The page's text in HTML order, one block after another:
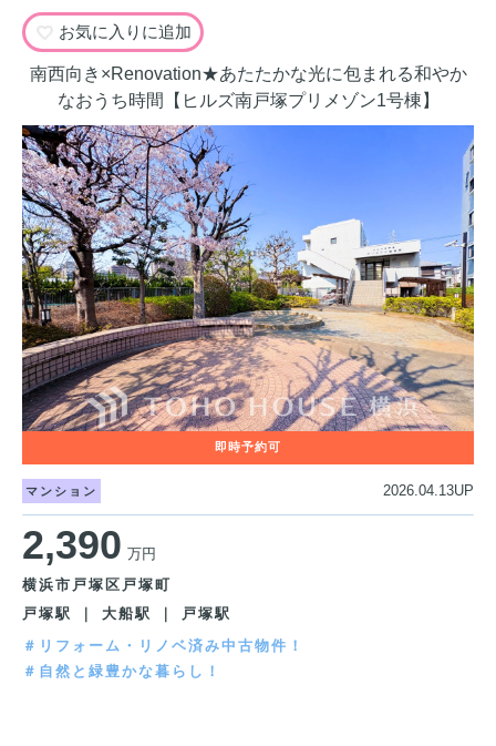
お気に入りに追加
南西向き×Renovation★あたたかな光に包まれる和やか
なおうち時間【ヒルズ南戸塚プリメゾン1号棟】
マンション 2026.04.13UP
2,390 万円
横浜市戸塚区戸塚町
戸塚駅 ｜ 大船駅 ｜ 戸塚駅
＃リフォーム・リノベ済み中古物件！
＃自然と緑豊かな暮らし！